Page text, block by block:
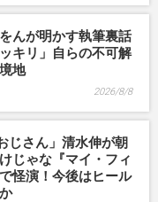
んが明かす執筆裏話
キリ」自らの不可解
地
2026/8/8
じさん」清水伸が朝
じゃな『マイ・フィ
怪演！今後はヒール